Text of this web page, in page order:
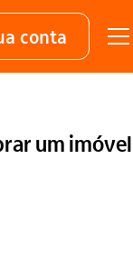
conta
um imóvel